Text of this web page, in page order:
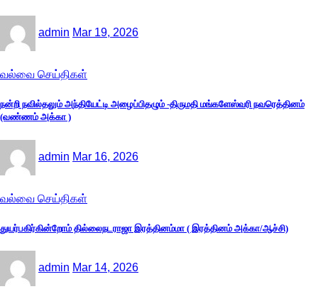
admin Mar 19, 2026
வல்வை செய்திகள்
நன்றி நவில்தலும் அந்தியேட்டி அழைப்பிதழும் -திருமதி மங்களேஸ்வரி நவரெத்தினம்
(வண்ணம் அக்கா )
admin Mar 16, 2026
வல்வை செய்திகள்
துயர்பகிர்கின்றோம் தில்லைநடராஜா இரத்தினம்மா ( இரத்தினம் அக்கா/ஆச்சி)
admin Mar 14, 2026